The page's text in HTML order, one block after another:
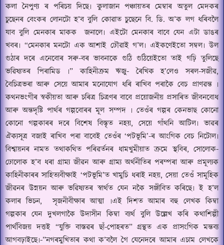
কলা নৈপুণ্য ৰ পৰিচয় দিছে৷ কুলাজান পঞ্চায়তৰ মেম্বাৰ অতুল মেদকৰ
চুছেনৰ বেংকৰ লোনটো হ’ব বুলি কোৱাত চুছেনে বি. ডি. অ’ক লগ ধৰিবলৈ
যাব বুলি মেনকাৰ মাকক
জনালে৷ এইটো মেনকাৰ বাবে যেন এটা ডাঙৰ
খবৰ৷ “মেনকাৰ মনটো এক আশাই ঢৌৱাই গ’ল৷ এইকণেইতো সম্বল৷ উল
গুঠাৰ দৰে এনেবোৰ সৰু-বৰ ভাবনাকে গুঠি গুঠিয়েইতো তাই গঢ়ি তুলিছে
ভৱিষ্যতৰ পিৰামিড ৷”কাহিনীক্ৰমঋজু- ৰৈখিক হ’লেও সৰল-সজীৱ,
বৈচিত্ৰভৰা আৰু সেয়ে আমাৰ মনোযোগ ধৰি ৰাখিব পৰাকৈ বেচ প্ৰাণৱন্ত ৷
কথনভংগীৰ স্বকীয়তা আৰু চৰিত্র চিত্ৰণৰ বাবে প্ৰয়োজনীয় প্ৰসাৰিত জীবনবোধ
আৰু অন্তদৃষ্টি পাৰ্থৰ গল্পবোৰৰ মূল সম্পদ ৷ তেওঁৰ গল্পৰ কেনভাছ কোনো
কোনো গল্পকাৰৰ দৰে বিশেষ বিস্তৃত নহয়, সেয়ে গাঁথনি আটিল৷ ভাৱৰ
ঐক্যসূত্ৰবজাই ৰাখিব পৰা বাবেই তেওঁৰ‘পটভূমি’-ৰ আংগিক বেচ নিটোল৷
বিশ্বায়নৰনামত তথাকথিত পৰিৱৰ্তনৰ ধামখুমীয়াত ক্ৰমে স্থবিৰ,সোলোক-
ঢোলোক হ’ব ধৰা গ্ৰাম্য জীৱন আৰু গ্ৰাম্য অৰ্থনীতিৰ পৰম্পৰা আৰু প্ৰমূল্যক
কাহিনীকাৰৰ সাহিত্যবীক্ষাই ‘পটভূমি’ত খামুচি ধৰাই নহয়,সেয়া তেওঁ সামূহিক
জীৱনৰ উন্নয়ন আৰু ভৱিষ্যতৰ স্বাৰ্থত যেন নকৈ সঞ্জীবিত কৰিছে৷ ই হ’ল
কলাৰ ভিচন,
সৃজনীবীক্ষাৰ আত্মা ৷এই দিশত আমাৰ বহু লেখক কিম্বা
গল্পকাৰ যেন দুখলগাকৈ উদাসীন কিম্বা ব্যৰ্থ বুলি উল্লেখ কৰি কথাশিল্পী
পাৰ্থবিজয় দত্তই “যুক্তি বাস্তৱৰ ছাঁ-পোহৰত” গ্ৰন্থত এক প্ৰাসংগিক মন্তব্য
আগবঢ়াইছে৷-”নগৰমুখিতাৰ কথা ক’বলৈ গৈ যেনেদৰে আমাৰ এচাম লেখকে